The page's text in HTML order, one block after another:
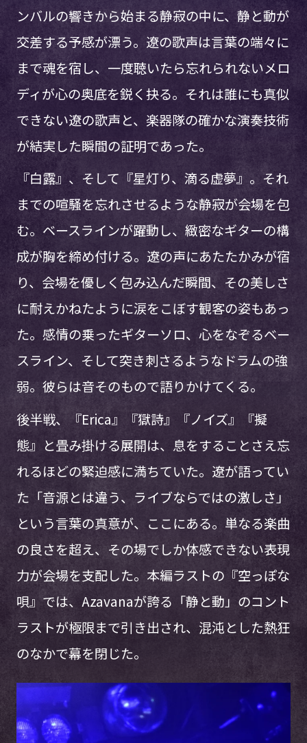
ンバルの響きから始まる静寂の中に、静と動が
交差する予感が漂う。遼の歌声は言葉の端々に
まで魂を宿し、一度聴いたら忘れられないメロ
ディが心の奥底を鋭く抉る。それは誰にも真似
できない遼の歌声と、楽器隊の確かな演奏技術
が結実した瞬間の証明であった。
『白露』、そして『星灯り、滴る虚夢』。それ
までの喧騒を忘れさせるような静寂が会場を包
む。ベースラインが躍動し、緻密なギターの構
成が胸を締め付ける。遼の声にあたたかみが宿
り、会場を優しく包み込んだ瞬間、その美しさ
に耐えかねたように涙をこぼす観客の姿もあっ
た。感情の乗ったギターソロ、心をなぞるベー
スライン、そして突き刺さるようなドラムの強
弱。彼らは音そのもので語りかけてくる。
後半戦、『Erica』『獄詩』『ノイズ』『擬
態』と畳み掛ける展開は、息をすることさえ忘
れるほどの緊迫感に満ちていた。遼が語ってい
た「音源とは違う、ライブならではの激しさ」
という言葉の真意が、ここにある。単なる楽曲
の良さを超え、その場でしか体感できない表現
力が会場を支配した。本編ラストの『空っぽな
唄』では、Azavanaが誇る「静と動」のコント
ラストが極限まで引き出され、混沌とした熱狂
のなかで幕を閉じた。